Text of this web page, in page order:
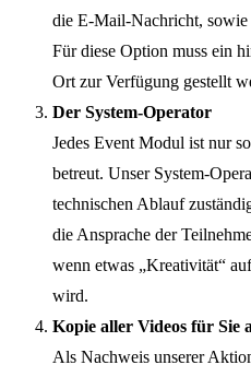
die E-Mail-Nachricht, sowie
Für diese Option muss ein
Ort zur Verfügung gestellt
Der System-Operator
Jedes Event Modul ist nur
betreut. Unser System-
technischen Ablauf
die Ansprache der
wenn etwas „Kreativität“
wird.
Kopie aller Videos für Sie
Als Nachweis unserer